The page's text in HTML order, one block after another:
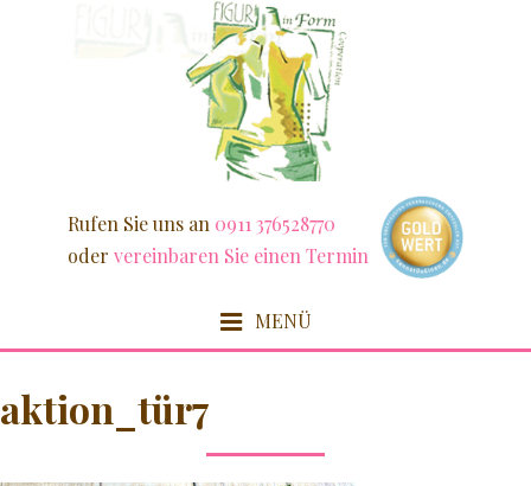
Rufen Sie uns an 0911 376528770
oder vereinbaren Sie einen Termin
MENÜ
HOME
aktion_tür7